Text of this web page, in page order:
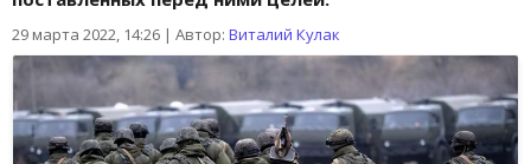
29 марта 2022, 14:26 | Автор: Виталий Кулак